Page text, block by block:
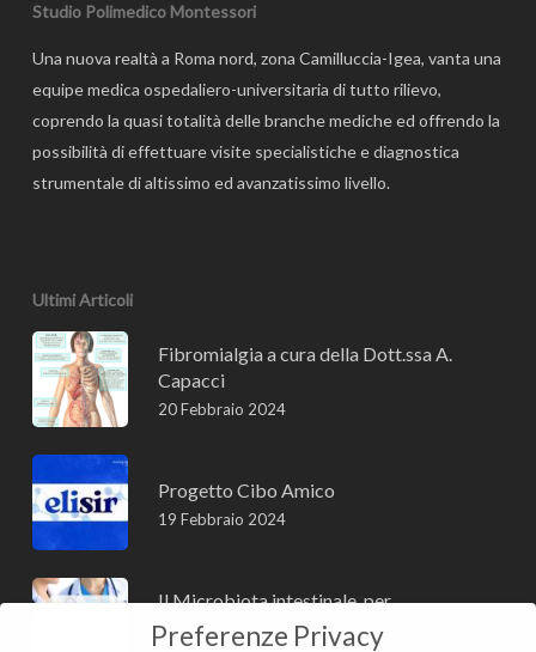
Studio Polimedico Montessori
Una nuova realtà a Roma nord, zona Camilluccia-Igea, vanta una
equipe medica ospedaliero-universitaria di tutto rilievo,
coprendo la quasi totalità delle branche mediche ed offrendo la
possibilità di effettuare visite specialistiche e diagnostica
strumentale di altissimo ed avanzatissimo livello.
Ultimi Articoli
Fibromialgia a cura della Dott.ssa A.
Capacci
20 Febbraio 2024
Progetto Cibo Amico
19 Febbraio 2024
Il Microbiota intestinale, per
approfondire
Preferenze Privacy